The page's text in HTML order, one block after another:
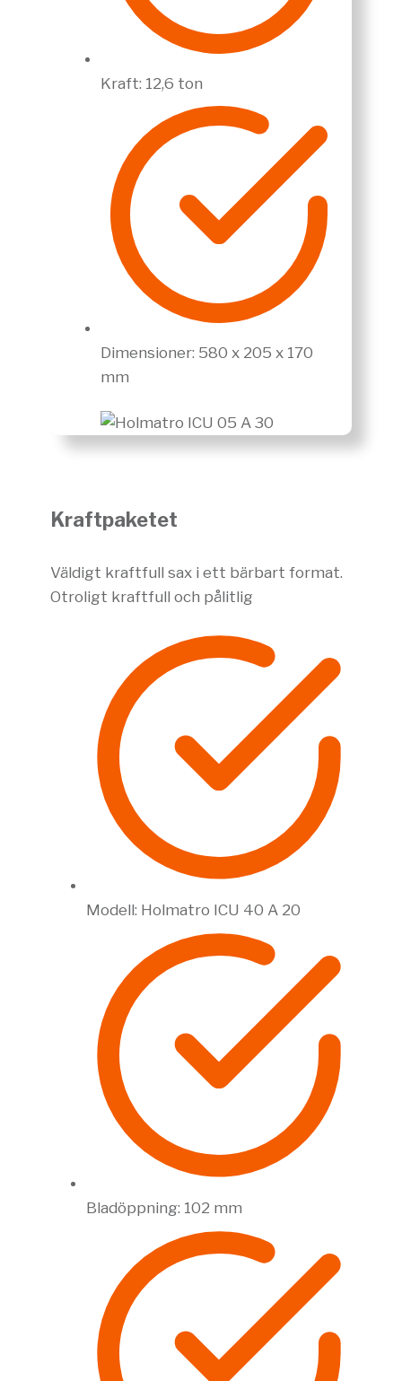
Kraft: 12,6 ton
Dimensioner: 580 x 205 x 170
mm
Kraftpaketet
Väldigt kraftfull sax i ett bärbart format.
Otroligt kraftfull och pålitlig
Modell: Holmatro ICU 40 A 20
Bladöppning: 102 mm